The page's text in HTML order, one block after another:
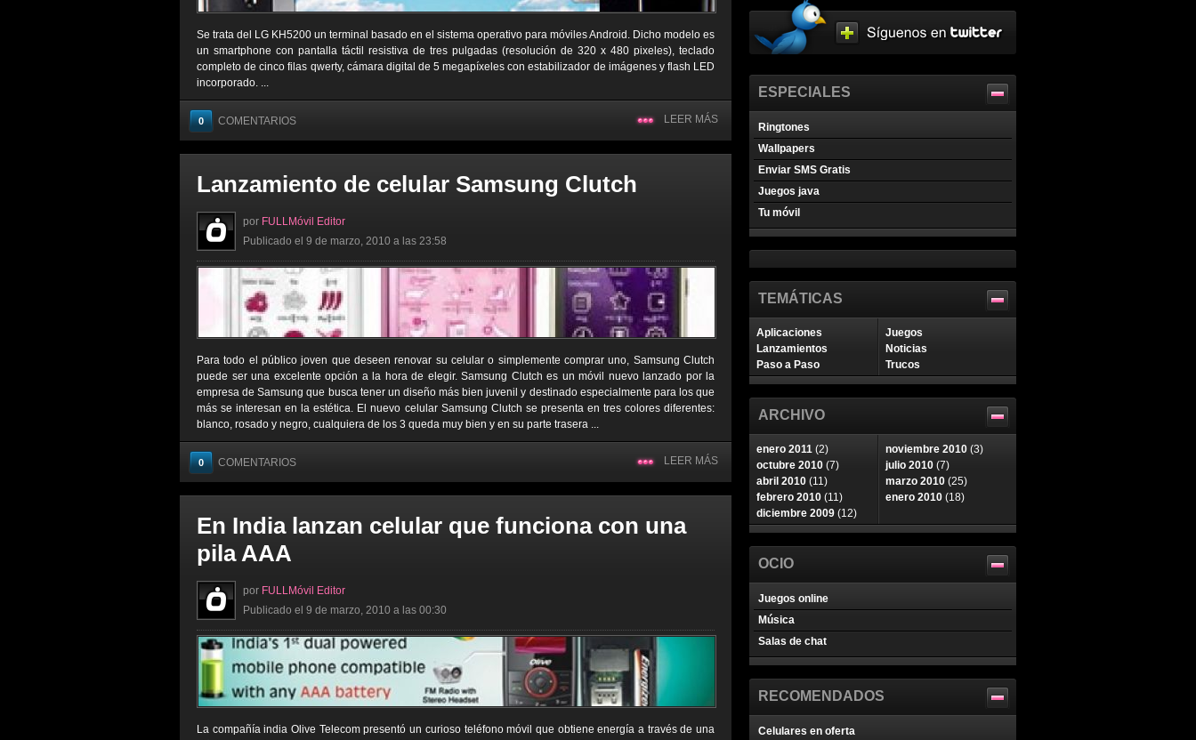
Se trata del LG KH5200 un terminal basado en el sistema operativo para móviles Android. Dicho modelo es
un smartphone con pantalla táctil resistiva de tres pulgadas (resolución de 320 x 480 pixeles), teclado
completo de cinco filas qwerty, cámara digital de 5 megapíxeles con estabilizador de imágenes y flash LED
incorporado. ...
0 COMENTARIOS LEER MÁS
Lanzamiento de celular Samsung Clutch
por FULLMóvil Editor
Publicado el 9 de marzo, 2010 a las 23:58
Para todo el público joven que deseen renovar su celular o simplemente comprar uno, Samsung Clutch
puede ser una excelente opción a la hora de elegir. Samsung Clutch es un móvil nuevo lanzado por la
empresa de Samsung que busca tener un diseño más bien juvenil y destinado especialmente para los que
más se interesan en la estética. El nuevo celular Samsung Clutch se presenta en tres colores diferentes:
blanco, rosado y negro, cualquiera de los 3 queda muy bien y en su parte trasera ...
0 COMENTARIOS LEER MÁS
En India lanzan celular que funciona con una
pila AAA
por FULLMóvil Editor
Publicado el 9 de marzo, 2010 a las 00:30
La compañía india Olive Telecom presentó un curioso teléfono móvil que obtiene energía a través de una
ESPECIALES
Ringtones
Wallpapers
Enviar SMS Gratis
Juegos java
Tu móvil
TEMÁTICAS
Aplicaciones
Juegos
Lanzamientos
Noticias
Paso a Paso
Trucos
ARCHIVO
enero 2011 (2) noviembre 2010 (3)
octubre 2010 (7) julio 2010 (7)
abril 2010 (11) marzo 2010 (25)
febrero 2010 (11) enero 2010 (18)
diciembre 2009 (12)
OCIO
Juegos online
Música
Salas de chat
RECOMENDADOS
Celulares en oferta